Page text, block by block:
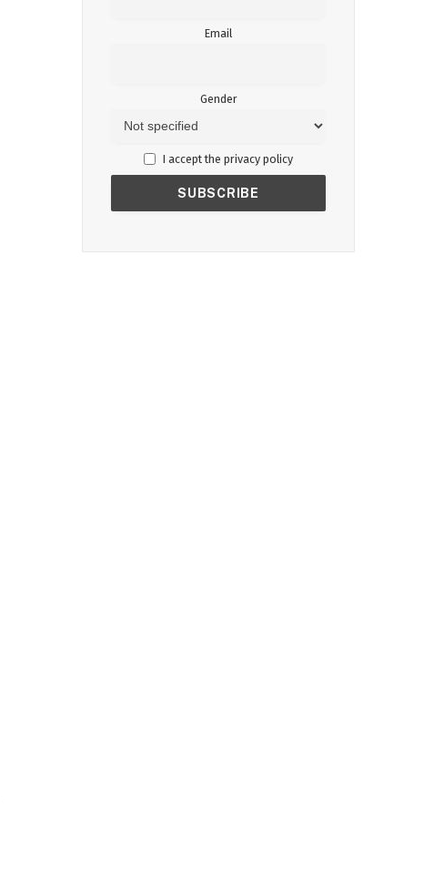
Email
Gender
I accept the privacy policy